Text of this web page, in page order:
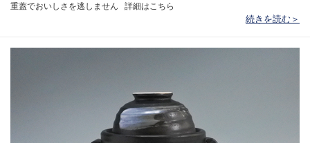
重蓋でおいしさを逃しません 詳細はこちら
続きを読む＞